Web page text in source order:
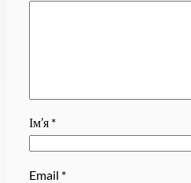
Ім’я *
Email *